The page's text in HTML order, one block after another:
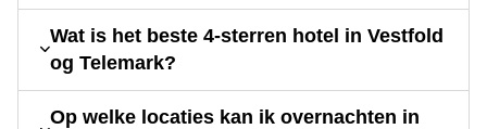
Wat is het beste 4-sterren hotel in Vestfold
og Telemark?
Op welke locaties kan ik overnachten in